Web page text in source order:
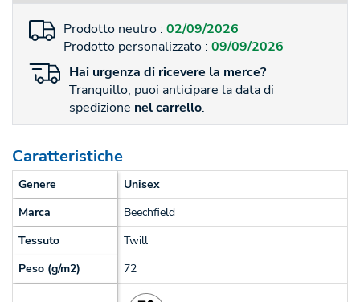
Prodotto neutro : 02/09/2026
Prodotto personalizzato : 09/09/2026
Hai urgenza di ricevere la merce?
Tranquillo, puoi anticipare la data di
spedizione nel carrello.
Caratteristiche
Genere
Unisex
Marca
Beechfield
Tessuto
Twill
Peso (g/m2)
72